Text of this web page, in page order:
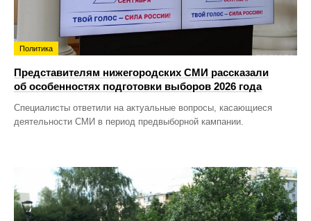
Политика
Представителям нижегородских СМИ рассказали
об особенностях подготовки выборов 2026 года
Специалисты ответили на актуальные вопросы, касающиеся
деятельности СМИ в период предвыборной кампании.